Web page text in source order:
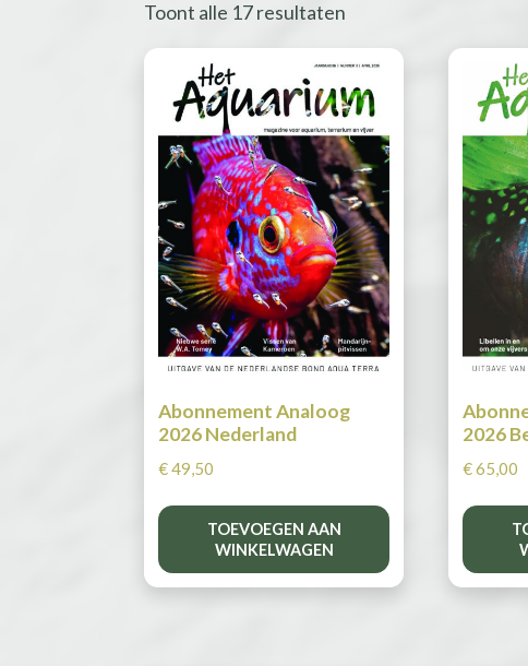
Toont alle 17 resultaten
Abonnement Analoog
2026 Nederland
€49,50
TOEVOEGEN AAN
WINKELWAGEN
2026
€65,00